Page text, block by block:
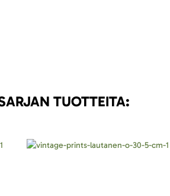
TUOTTEITA: